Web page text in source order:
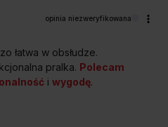
opinia niezweryfikowana
łatwa w obsłudze.
pralka. Polecam
i wygodę.